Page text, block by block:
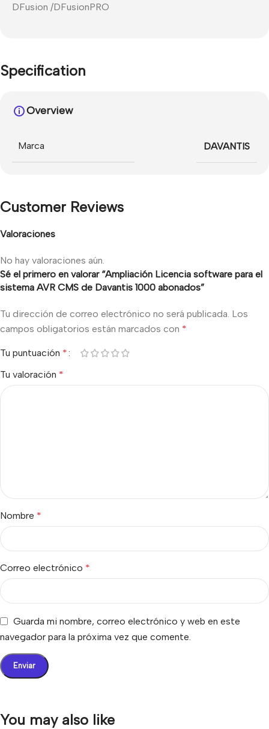
DFusion /DFusionPRO
Specification
Overview
Marca DAVANTIS
Customer Reviews
Valoraciones
No hay valoraciones aún.
Sé el primero en valorar “Ampliación Licencia software para el
sistema AVR CMS de Davantis 1000 abonados”
Tu dirección de correo electrónico no será publicada. Los
campos obligatorios están marcados con *
Tu puntuación *
Tu valoración *
Nombre *
Correo electrónico *
Guarda mi nombre, correo electrónico y web en este
navegador para la próxima vez que comente.
You may also like